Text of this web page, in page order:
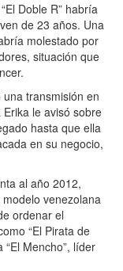
Doble R” habría
de 23 años. Una
molestado por
situación que
transmisión en
le avisó sobre
hasta que ella
en su negocio,
al año 2012,
venezolana
ordenar el
“El Pirata de
Mencho”, líder